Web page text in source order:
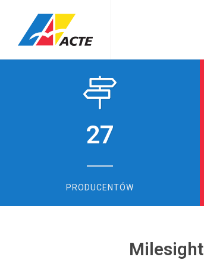
27
PRODUCENTÓW
Milesight